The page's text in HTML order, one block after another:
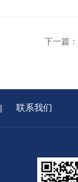
下一篇：
| 联系我们